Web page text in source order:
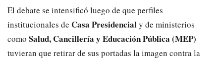
El debate se intensificó luego de que perfiles
institucionales de Casa Presidencialy de ministerios
como Salud, Cancillería y Educación Pública (MEP)
tuvieran que retirar de sus portadas la imagen contra la